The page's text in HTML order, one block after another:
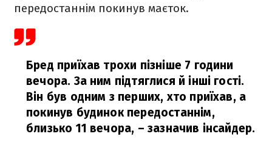
передостаннім покинув маєток.
Бред приїхав трохи пізніше 7 години
вечора. За ним підтяглися й інші гості.
Він був одним з перших, хто приїхав, а
покинув будинок передостаннім,
близько 11 вечора, – зазначив інсайдер.